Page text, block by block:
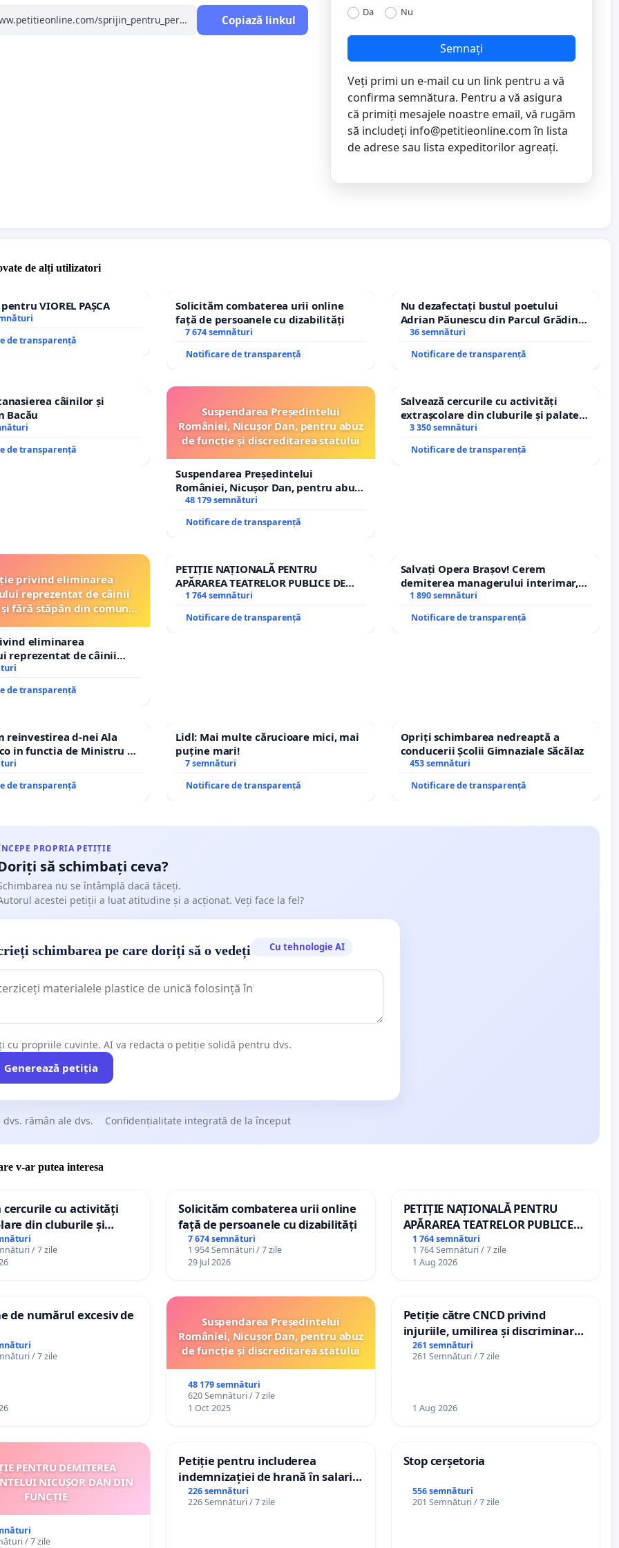
acestor cheltuieli în grila de ajutoare sociale, sub forma
Copiază linkul
Da Nu
Semnați
Veți primi un e-mail cu un link pentru a vă
confirma semnătura. Pentru a vă asigura
că primiți mesajele noastre email, vă rugăm
să includeți info@petitieonline.comîn lista
de adrese sau lista expeditorilor agreați.
de alți utilizatori
VIOREL PAȘCA
de transparență
Solicităm combaterea urii online
față de persoanele cu dizabilități
7 674 semnături
Notificare de transparență
Nu dezafectați bustul poetului
Adrian Păunescu din Parcul Grădina
Icoanei! Stop cenzurii culturale!
36 semnături
Notificare de transparență
câinilor și
Bacău
de transparență
Suspendarea Președintelui
României, Nicușor Dan, pentru abuz
de funcție și discreditarea statului
Suspendarea Președintelui
României, Nicușor Dan, pentru abuz
de funcție și discreditarea statului
48 179 semnături
Notificare de transparență
Salvează cercurile cu activități
extrașcolare din cluburile și palatele
copiilor
3 350 semnături
Notificare de transparență
privind eliminarea
reprezentat de câinii
fără stăpân din comuna
eliminarea
reprezentat de câinii
fără stăpân din comuna
de transparență
PETIȚIE NAȚIONALĂ PENTRU
APĂRAREA TEATRELOR PUBLICE DE
REPERTORIU DIN ROMÂNIA
1 764 semnături
Notificare de transparență
Salvați Opera Brașov! Cerem
demiterea managerului interimar,
Petrean Lucian-Marius!
1 890 semnături
Notificare de transparență
reinvestirea d-nei Ala
in functia de Ministru al
de transparență
Lidl: Mai multe cărucioare mici, mai
puține mari!
7 semnături
Notificare de transparență
Opriți schimbarea nedreaptă a
conducerii Școlii Gimnaziale Săcălaz
453 semnături
Notificare de transparență
PROPRIA PETIȚIE
să schimbați ceva?
nu se întâmplă dacă tăceți.
acestei petiții a luat atitudine și a acționat. Veți face la fel?
schimbarea pe care doriți să o vedeți Cu tehnologie AI
cu propriile cuvinte. AI va redacta o petiție solidă pentru dvs.
Generează petiția
dvs. rămân ale dvs. Confidențialitate integrată de la început
v-ar putea interesa
cercurile cu activități
din cluburile și
/ 7 zile
Solicităm combaterea urii online
față de persoanele cu dizabilități
7 674 semnături
1 954 Semnături / 7 zile
29 Jul 2026
PETIȚIE NAȚIONALĂ PENTRU
APĂRAREA TEATRELOR PUBLICE
DE REPERTORIU DIN ROMÂNIA
1 764 semnături
1 764 Semnături / 7 zile
1 Aug 2026
de numărul excesiv de
/ 7 zile
Suspendarea Președintelui
României, Nicușor Dan, pentru abuz
de funcție și discreditarea statului
48 179 semnături
620 Semnături / 7 zile
1 Oct 2025
Petiție către CNCD privind
injuriile, umilirea și discriminarea
persoanelor cu dizabilități de
către utilizatorul TikTok „Gorici”
261 semnături
261 Semnături / 7 zile
1 Aug 2026
PENTRU DEMITEREA
NICUȘOR DAN DIN
FUNCȚIE
/ 7 zile
Petiție pentru includerea
indemnizației de hrană în salariul
de bază și protejarea gradațiilor
de vechime pentru asistenții
226 semnături
226 Semnături / 7 zile
Stop cerșetoria
556 semnături
201 Semnături / 7 zile